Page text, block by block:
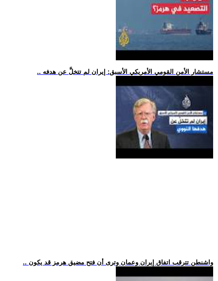
.. مستشار الأمن القومي الأمريكي الأسبق: إيران لم تتخلَّ عن هدفه
.. واشنطن تترقب اتفاق إيران وعمان وترى أن فتح مضيق هرمز قد يكون